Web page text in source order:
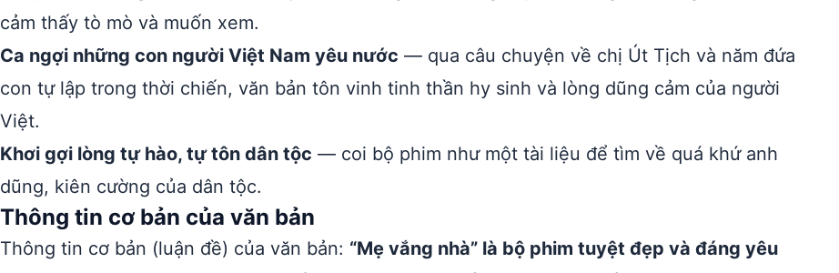
cảm thấy tò mò và muốn xem.
Ca ngợi những con người Việt Nam yêu nước — qua câu chuyện về chị Út Tịch và năm đứa
con tự lập trong thời chiến, văn bản tôn vinh tinh thần hy sinh và lòng dũng cảm của người
Việt.
Khơi gợi lòng tự hào, tự tôn dân tộc — coi bộ phim như một tài liệu để tìm về quá khứ anh
dũng, kiên cường của dân tộc.
Thông tin cơ bản của văn bản
Thông tin cơ bản (luận đề) của văn bản: “Mẹ vắng nhà” là bộ phim tuyệt đẹp và đáng yêu